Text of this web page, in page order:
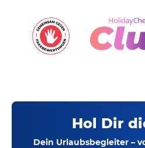
Hol Dir
Dein Urlaubsbegleiter –